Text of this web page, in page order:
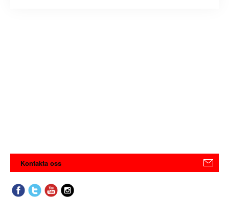
Kontakta oss